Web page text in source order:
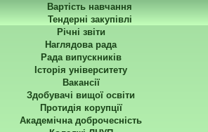
Вартість навчання
Тендерні закупівлі
Річні звіти
Наглядова рада
Рада випускників
Історія університету
Вакансії
Здобувачі вищої освіти
Протидія корупції
Академічна доброчесність